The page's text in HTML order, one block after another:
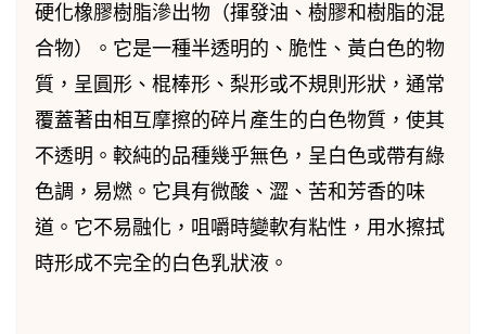
硬化橡膠樹脂滲出物（揮發油、樹膠和樹脂的混
合物）。它是一種半透明的、脆性、黃白色的物
質，呈圓形、棍棒形、梨形或不規則形狀，通常
覆蓋著由相互摩擦的碎片產生的白色物質，使其
不透明。較純的品種幾乎無色，呈白色或帶有綠
色調，易燃。它具有微酸、澀、苦和芳香的味
道。它不易融化，咀嚼時變軟有粘性，用水擦拭
時形成不完全的白色乳狀液。